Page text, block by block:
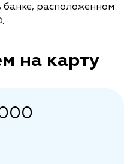
банке, расположенном
на карту